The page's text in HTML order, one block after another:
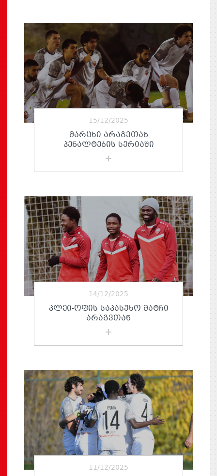
15/12/2025
ᲛᲐᲠᲪᲮᲘ ᲐᲠᲐᲒᲕᲗᲐᲜ
ᲞᲔᲜᲐᲚᲢᲔᲑᲘᲡ ᲡᲔᲠᲘᲐᲨᲘ
14/12/2025
ᲞᲚᲔᲘ-ᲝᲤᲘᲡ ᲡᲐᲞᲐᲡᲣᲮᲝ ᲛᲐᲢᲩᲘ
ᲐᲠᲐᲒᲕᲗᲐᲜ
11/12/2025